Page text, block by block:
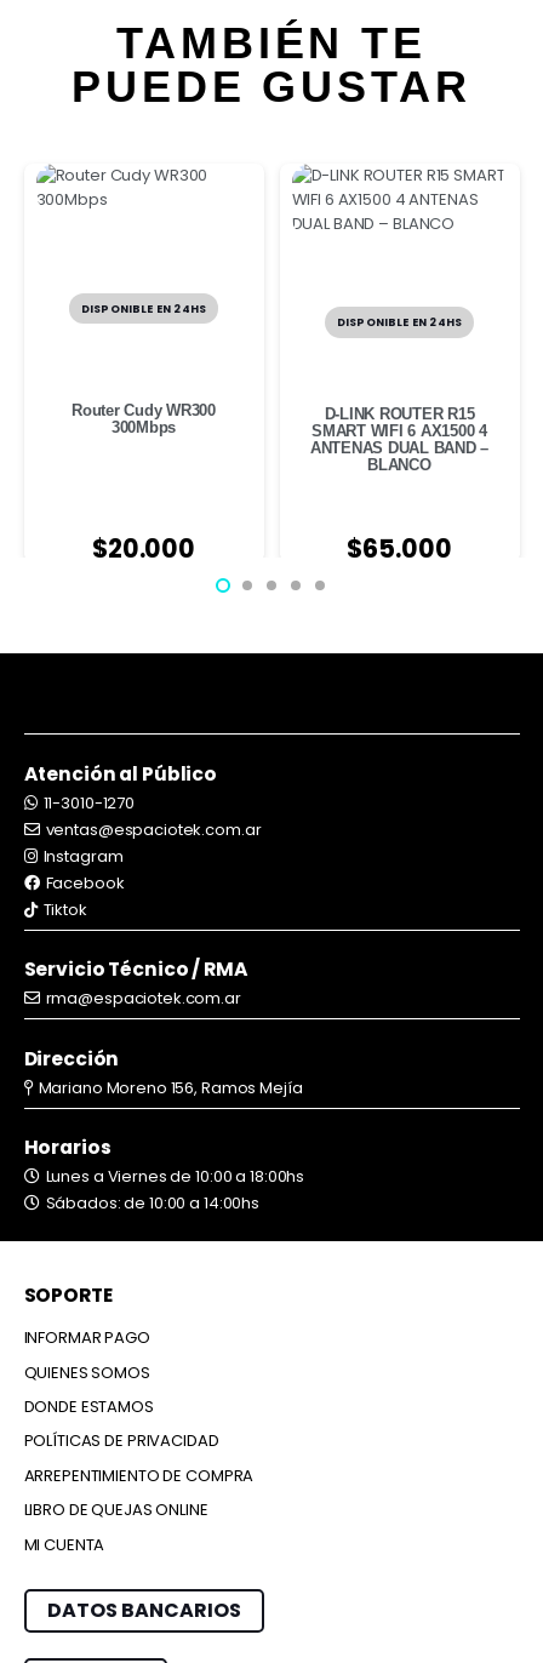
TAMBIÉN TE
PUEDE GUSTAR
DISPONIBLE EN 24HS
Router Cudy WR300
300Mbps
$20.000
DISPONIBLE EN 24HS
D-LINK ROUTER R15
SMART WIFI 6 AX1500 4
ANTENAS DUAL BAND –
BLANCO
$65.000
Atención al Público
11-3010-1270
ventas@espaciotek.com.ar
Instagram
Facebook
Tiktok
Servicio Técnico / RMA
rma@espaciotek.com.ar
Dirección
Mariano Moreno 156, Ramos Mejía
Horarios
Lunes a Viernes de 10:00 a 18:00hs
Sábados: de 10:00 a 14:00hs
SOPORTE
INFORMAR PAGO
QUIENES SOMOS
DONDE ESTAMOS
POLÍTICAS DE PRIVACIDAD
ARREPENTIMIENTO DE COMPRA
LIBRO DE QUEJAS ONLINE
MI CUENTA
DATOS BANCARIOS